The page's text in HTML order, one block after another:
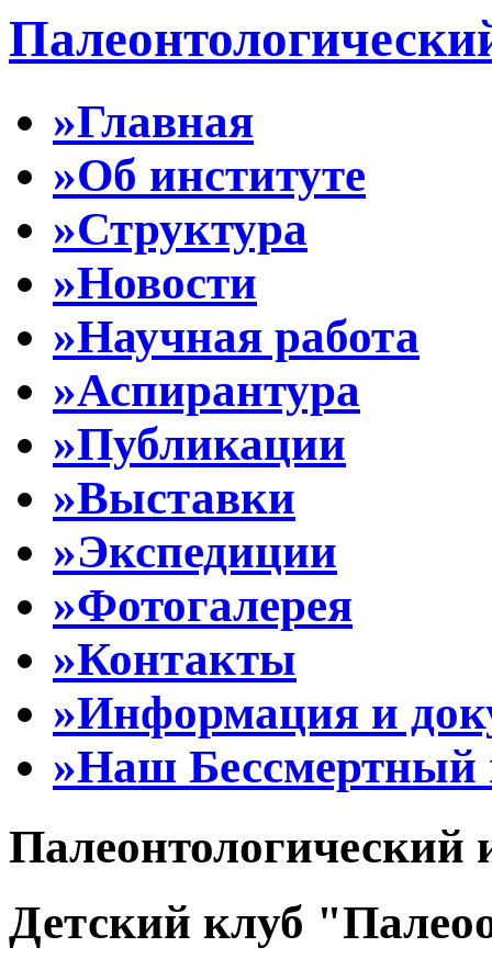
»Главная
»Об институте
»Структура
»Новости
»Научная работа
»Аспирантура
»Публикации
»Выставки
»Экспедиции
»Фотогалерея
»Контакты
»Информация и
»Наш Бессмертный
Палеонтологический
Детский клуб